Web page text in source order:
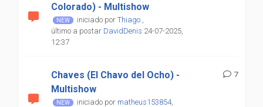
Colorado) - Multishow
iniciado por Thiago.,
último a postar DavidDenis 24-07-2025,
12:37
Chaves (El Chavo del Ocho) -
Multishow
iniciado por matheus153854,
7